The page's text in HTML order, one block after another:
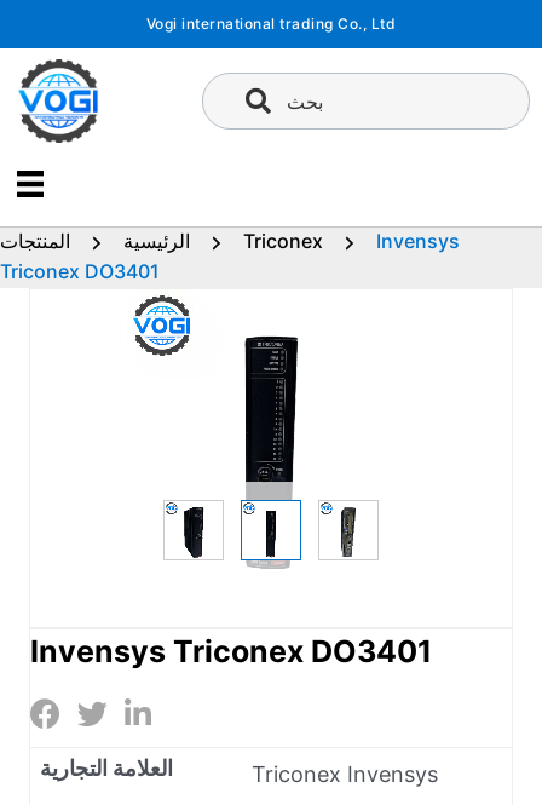
المحتوى
Vogi international trading Co., Ltd
بحث
الرئيسية المنتجات Triconex
Invensys
Triconex DO3401
Invensys Triconex DO3401
العلامة التجارية
Triconex Invensys